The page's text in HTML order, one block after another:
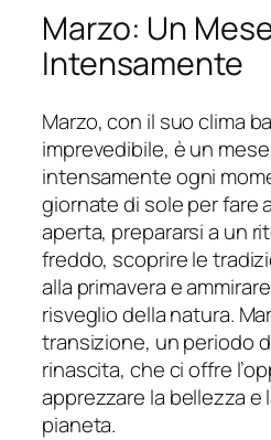
Marzo: Un
Intensamente
Marzo, con il suo clima
imprevedibile, è un
intensamente ogni
giornate di sole per fare
aperta, prepararsi a un
freddo, scoprire le
alla primavera e
risveglio della natura.
transizione, un periodo
rinascita, che ci offre
apprezzare la bellezza
pianeta.